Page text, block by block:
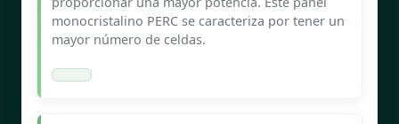
monocristalino PERC se caracteriza por tener un
mayor número de celdas.